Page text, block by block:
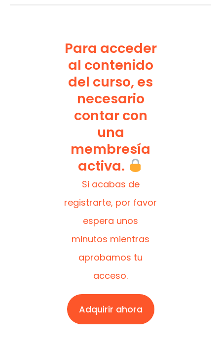
Para acceder
al contenido
del curso, es
necesario
contar con
una
membresía
activa.
Si acabas de
registrarte, por favor
espera unos
minutos mientras
aprobamos tu
acceso.
Adquirir ahora